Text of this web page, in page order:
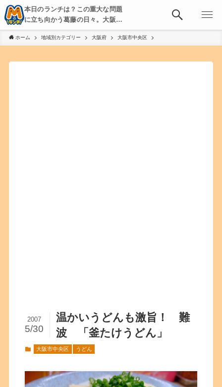
本日のランチは？この重大な問題
に立ち向かう葛藤の日々。大阪・
京都・神戸を中心とした食べ歩
き、飲み歩きを綴る。
ホーム 地域別カテゴリー 大阪府 大阪市中央区
温かいうどんも激旨！ 難
波 「釜たけうどん」
2007
5/30
大阪市中央区 うどん